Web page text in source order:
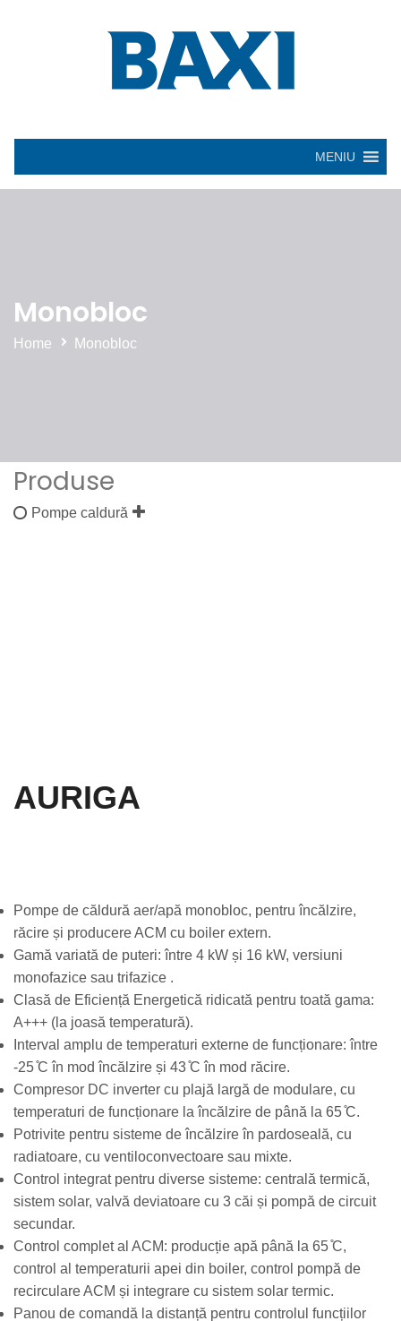
MENIU
Monobloc
Home Monobloc
Produse
Pompe caldură
AURIGA
Pompe de căldură aer/apă monobloc, pentru încălzire,
răcire și producere ACM cu boiler extern.
Gamă variată de puteri: între 4 kW și 16 kW, versiuni
monofazice sau trifazice .
Clasă de Eficiență Energetică ridicată pentru toată gama:
A+++ (la joasă temperatură).
Interval amplu de temperaturi externe de funcționare: între
-25 ̊C în mod încălzire și 43 ̊C în mod răcire.
Compresor DC inverter cu plajă largă de modulare, cu
temperaturi de funcționare la încălzire de până la 65 ̊C.
Potrivite pentru sisteme de încălzire în pardoseală, cu
radiatoare, cu ventiloconvectoare sau mixte.
Control integrat pentru diverse sisteme: centrală termică,
sistem solar, valvă deviatoare cu 3 căi și pompă de circuit
secundar.
Control complet al ACM: producție apă până la 65 ̊C,
control al temperaturii apei din boiler, control pompă de
recirculare ACM și integrare cu sistem solar termic.
Panou de comandă la distanță pentru controlul funcțiilor